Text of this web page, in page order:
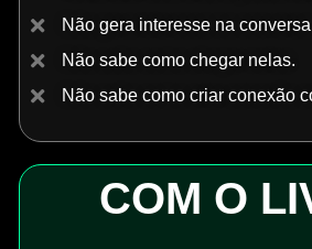
Não gera interesse na
Não sabe como chegar nelas.
Não sabe como criar conexão
COM O